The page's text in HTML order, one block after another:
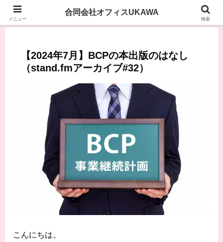
【2024年7月】BCPの本出版のはなし
（stand.fmアーカイブ#32）
こんにちは。
メニュー
合同会社オフィスUKAWA
検索